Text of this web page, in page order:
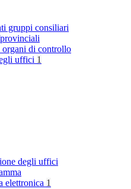
gruppi consiliari
di controllo
uffici 1
degli uffici
elettronica 1